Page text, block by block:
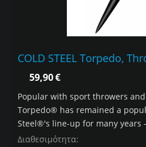
COLD STEEL Torpedo,
59,90€
Popular with sport throwers
Torpedo® has remained a
Steel®'s line-up for many years
Διαθεσιμότητα: